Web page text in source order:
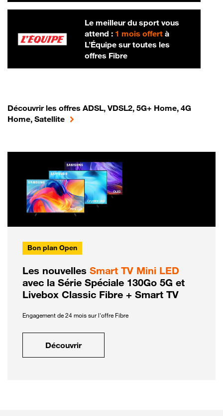
Le meilleur du sport vous
attend : 1 mois offertà
L’Équipe sur toutes les
offres Fibre
Découvrir les offres ADSL, VDSL2, 5G+ Home, 4G
Home, Satellite
Bon plan Open
Les nouvelles Smart TV Mini LED
avec la Série Spéciale 130Go 5G et
Livebox Classic Fibre + Smart TV
Engagement de 24 mois sur l'offre Fibre
Découvrir